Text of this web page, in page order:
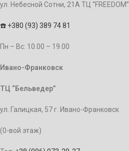
ул. Небесной Сотни, 21А ТЦ “FREEDOM”
☎️ +380 (93) 389 74 81
Пн – Bc: 10.00 – 19.00
Ивано-Франковск
ТЦ “Бельведер”
ул. Галицкая, 57 г. Ивано-Франковск
(0-вой этаж)